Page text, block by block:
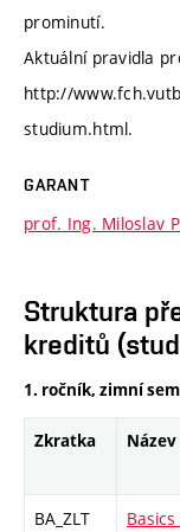
prominutí.
Aktuální pravidla
http://
studium.html.
GARANT
prof. Ing. Miloslav
Struktura
kreditů
1. ročník, zimní
Zkratka Název
BA_ZLT